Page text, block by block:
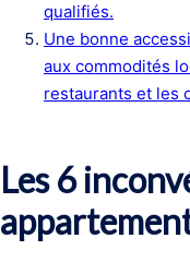
qualifiés.
Une bonne
aux commodités
restaurants et les
Les 6